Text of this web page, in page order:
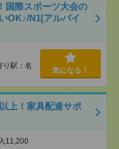
国際スポーツ大会の
OK♪/N1[アルバイ
り駅：名
気になる！
上！家具配達サポ
11,200